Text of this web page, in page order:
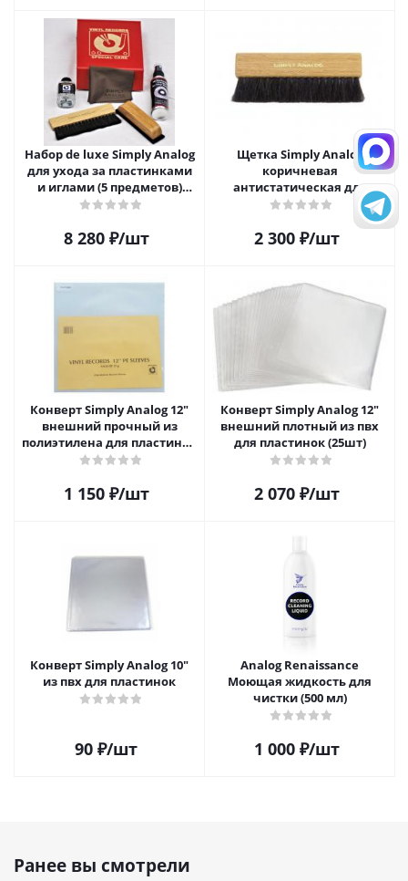
Набор de luxe Simply Analog
для ухода за пластинками
и иглами (5 предметов)
SAVC008
8 280₽/шт
Щетка Simply Analog
коричневая
антистатическая для
чистки виниловых
2 300₽/шт
Конверт Simply Analog 12"
внешний прочный из
полиэтилена для пластинок
(25шт)
1 150₽/шт
Конверт Simply Analog 12"
внешний плотный из пвх
для пластинок (25шт)
2 070₽/шт
Конверт Simply Analog 10"
из пвх для пластинок
90 ₽/шт
Analog Renaissance
Моющая жидкость для
чистки (500 мл)
1 000₽/шт
Ранее вы смотрели